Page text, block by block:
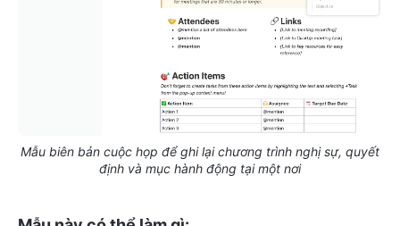
Mẫu biên bản cuộc họp để ghi lại chương trình nghị sự, quyết
định và mục hành động tại một nơi